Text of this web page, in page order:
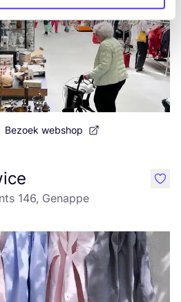
Bezoek webshop
146, Genappe
like